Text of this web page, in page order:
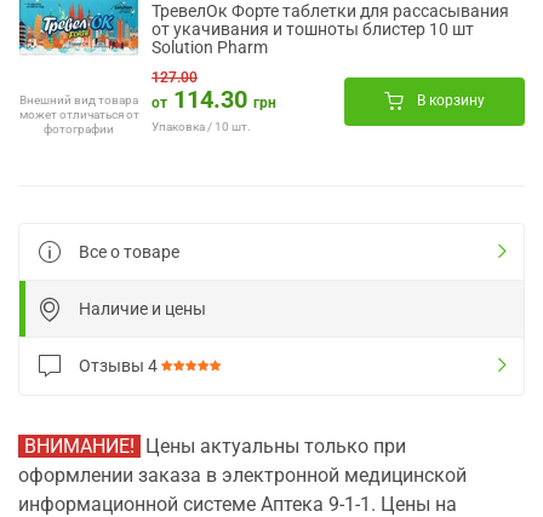
Внешний вид товара
может отличаться от
фотографии
ТревелОк Форте таблетки для рассасывания
от укачивания и тошноты блистер 10 шт
Solution Pharm
127.00
от 114.30 грн
Упаковка / 10 шт.
В корзину
Все о товаре
Наличие и цены
Отзывы 4
ВНИМАНИЕ! Цены актуальны только при
оформлении заказа в электронной медицинской
информационной системе Аптека 9-1-1. Цены на